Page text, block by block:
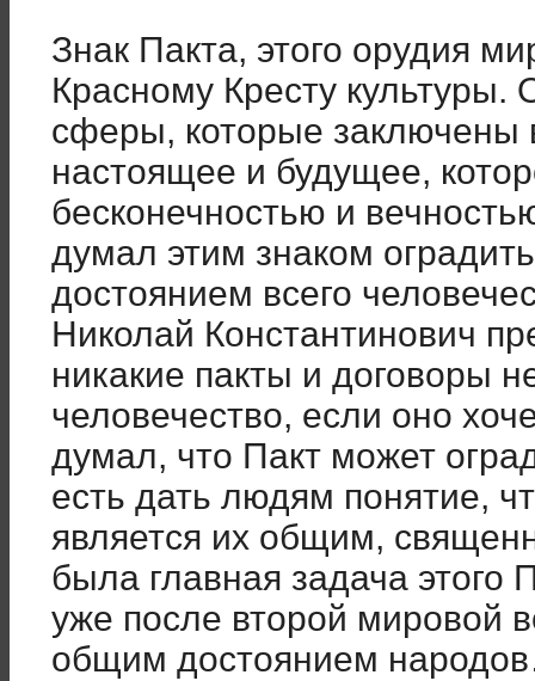
Знак Пакта, этого орудия
Красному Кресту культуры.
сферы, которые заключены
настоящее и будущее,
бесконечностью и
думал этим знаком
достоянием всего
Николай Константинович
никакие пакты и договоры
человечество, если оно
думал, что Пакт может
есть дать людям понятие,
является их общим,
была главная задача этого
уже после второй мировой
общим достоянием